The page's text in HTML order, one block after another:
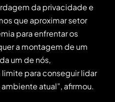
da privacidade e
que aproximar setor
para enfrentar os
a montagem de um
um de nós,
para conseguir lidar
atual”, afirmou.